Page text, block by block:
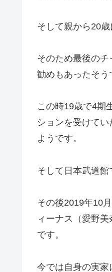
そして親から20
そのため最後の
勧めもあったそう
この時19歳で4期
ションを受けて
ようです。
そして日本武道館
その後2019年10
ィーナス（愛野
です。
今では自身の実家